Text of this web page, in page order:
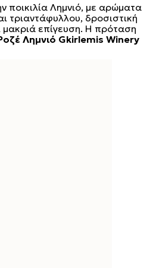
ποικιλία Λημνιό, με αρώματα
τριαντάφυλλου, δροσιστική
μακριά επίγευση. Η πρόταση
Λημνιό Gkirlemis Winery